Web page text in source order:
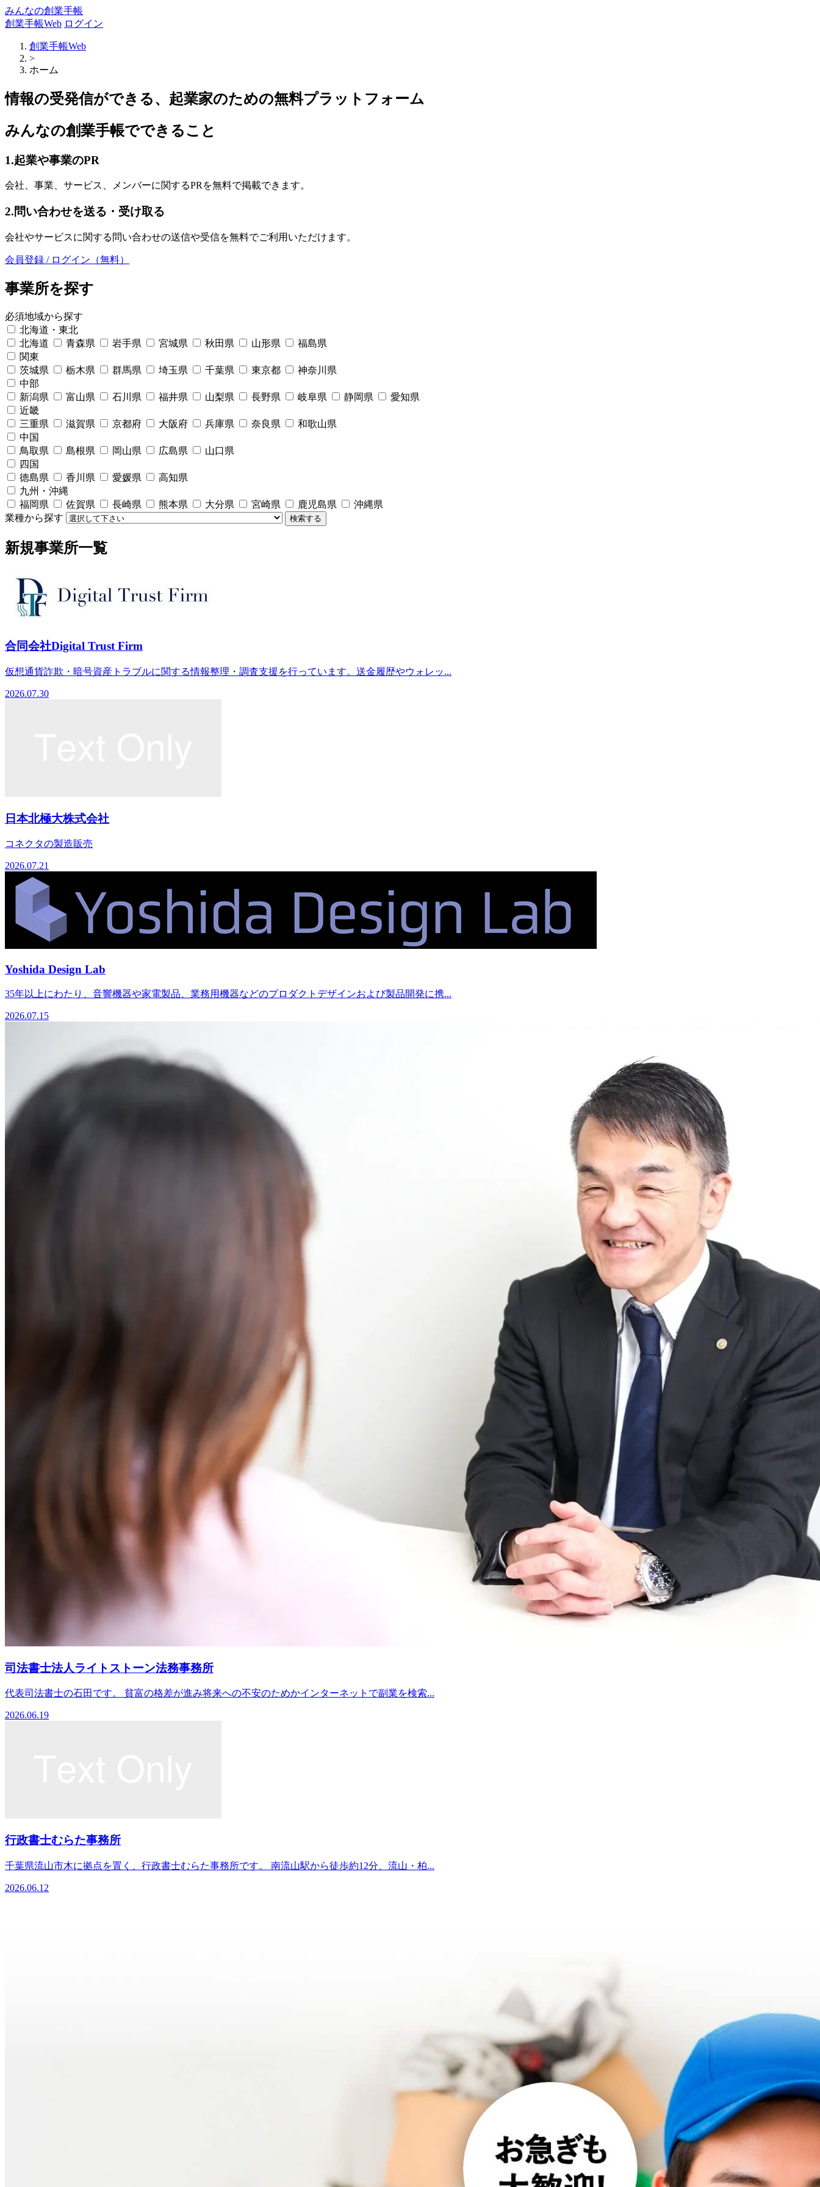
みんなの創業手帳
創業手帳Web ログイン
創業手帳Web
>
ホーム
情報の受発信ができる、起業家のための無料プラットフォーム
みんなの創業手帳でできること
1.起業や事業のPR
会社、事業、サービス、メンバーに関するPRを無料で掲載できます。
2.問い合わせを送る・受け取る
会社やサービスに関する問い合わせの送信や受信を無料でご利用いただけます。
会員登録 / ログイン（無料）
事業所を探す
必須地域から探す
北海道・東北
北海道
青森県 岩手県 宮城県 秋田県 山形県
福島県
関東
茨城県
栃木県 群馬県 埼玉県 千葉県 東京都
神奈川県
中部
新潟県
富山県 石川県 福井県 山梨県 長野県 岐阜県 静岡県
愛知県
近畿
三重県
滋賀県 京都府 大阪府 兵庫県 奈良県
和歌山県
中国
鳥取県
島根県 岡山県 広島県
山口県
四国
徳島県
香川県 愛媛県
高知県
九州・沖縄
福岡県
佐賀県 長崎県 熊本県 大分県 宮崎県 鹿児島県
沖縄県
業種から探す
検索する
新規事業所一覧
合同会社Digital Trust Firm
仮想通貨詐欺・暗号資産トラブルに関する情報整理・調査支援を行っています。送金履歴やウォレッ...
2026.07.30
日本北極大株式会社
コネクタの製造販売
2026.07.21
Yoshida Design Lab
35年以上にわたり、音響機器や家電製品、業務用機器などのプロダクトデザインおよび製品開発に携...
2026.07.15
司法書士法人ライトストーン法務事務所
代表司法書士の石田です。 貧富の格差が進み将来への不安のためかインターネットで副業を検索...
2026.06.19
行政書士むらた事務所
千葉県流山市木に拠点を置く、行政書士むらた事務所です。 南流山駅から徒歩約12分、流山・柏...
2026.06.12